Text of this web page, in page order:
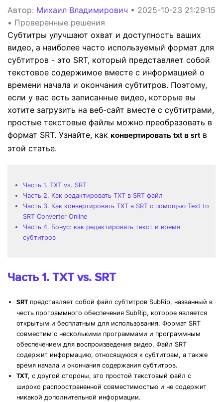
Автор: Михаил Владимирович • 2025-10-23 21:29:15
• Проверенные решения
Субтитры улучшают охват и доступность ваших
видео, а наиболее часто используемый формат для
субтитров - это SRT, который представляет собой
текстовое содержимое вместе с информацией о
времени начала и окончания субтитров. Поэтому,
если у вас есть записанные видео, которые вы
хотите загрузить на веб-сайт вместе с субтитрами,
простые текстовые файлы можно преобразовать в
формат SRT. Узнайте, как конвертировать txt в srtв
этой статье.
Часть 1. TXT vs. SRT
Часть 2. Как редактировать TXT в SRT файл
Часть 3. Как конвертировать TXT в SRT с помощью Text to
SRT Converter Online
Часть 4. Бонус: как редактировать текст и время
субтитров
Часть 1. TXT vs. SRT
SRTпредставляет собой файл субтитров SubRip, названный в
честь программного обеспечения SubRip, которое является
открытым и бесплатным для использования. Формат SRT
совместим с несколькими программами и программным
обеспечением для воспроизведения видео. Файл SRT
содержит информацию, относящуюся к субтитрам, а также
время начала и окончания содержания субтитров.
TXT, с другой стороны, это простой текстовый файл с
широко распространенной совместимостью и не содержит
никакой дополнительной информации.